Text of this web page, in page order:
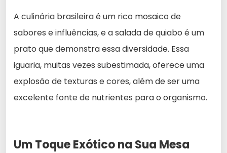
A culinária brasileira é um rico mosaico de
sabores e influências, e a salada de quiabo é um
prato que demonstra essa diversidade. Essa
iguaria, muitas vezes subestimada, oferece uma
explosão de texturas e cores, além de ser uma
excelente fonte de nutrientes para o organismo.
Um Toque Exótico na Sua Mesa